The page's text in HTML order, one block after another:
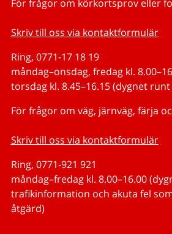
För frågor om körkortsprov eller
Skriv till oss via kontaktformulär
Ring, 0771-17 18 19
måndag–onsdag, fredag kl.
torsdag kl. 8.45–16.15 (dygnet
För frågor om väg, järnväg, färja
Skriv till oss via kontaktformulär
Ring, 0771-921 921
måndag–fredag kl. 8.00–16.00
trafikinformation och akuta fel
åtgärd)